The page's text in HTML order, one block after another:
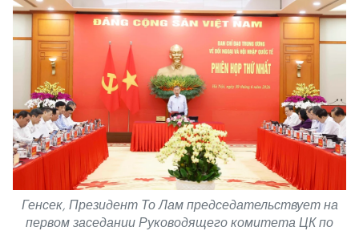
Генсек, Президент То Лам председательствует на
первом заседании Руководящего комитета ЦК по